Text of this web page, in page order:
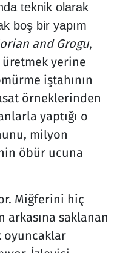
teknik olarak
boş bir yapım
and Grogu,
yerine
iştahının
örneklerinden
yaptığı o
milyon
öbür ucuna
Miğferini hiç
arkasına saklanan
oyuncaklar